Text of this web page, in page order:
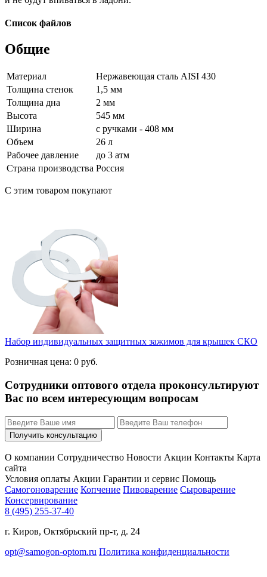
Список файлов
Общие
Материал
Нержавеющая сталь AISI 430
Толщина стенок
1,5 мм
Толщина дна
2 мм
Высота
545 мм
Ширина
с ручками - 408 мм
Объем
26 л
Рабочее давление
до 3 атм
Страна производства Россия
С этим товаром покупают
Набор индивидуальных защитных зажимов для крышек СКО
Розничная цена: 0 руб.
Сотрудники оптового отдела проконсультируют
Вас по всем интересующим вопросам
О компании Сотрудничество Новости Акции Контакты Карта
сайта
Условия оплаты Акции Гарантии и сервис Помощь
Самогоноварение Копчение Пивоварение Сыроварение
Консервирование
8 (495) 255-37-40
г. Киров, Октябрьский пр-т, д. 24
opt@samogon-optom.ru Политика конфиденциальности